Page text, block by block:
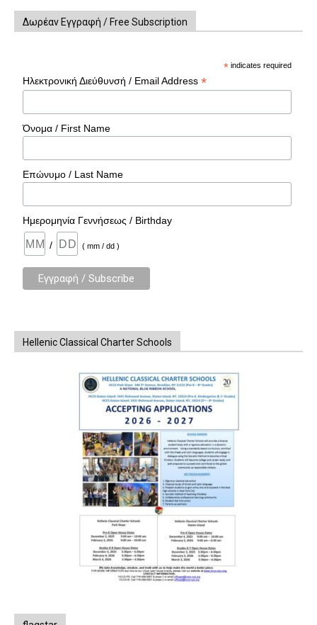
Δωρέαν Εγγραφή / Free Subscription
* indicates required
Ηλεκτρονική Διεύθυνσή / Email Address*
Όνομα / First Name
Επώνυμο / Last Name
Ημερομηνία Γεννήσεως / Birthday
/ ( mm / dd )
Hellenic Classical Charter Schools